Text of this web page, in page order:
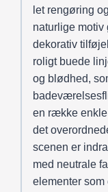
let rengøring
naturlige
dekorativ
roligt buede
og blødhed,
en række
det
scenen er
med neutrale
elementer som